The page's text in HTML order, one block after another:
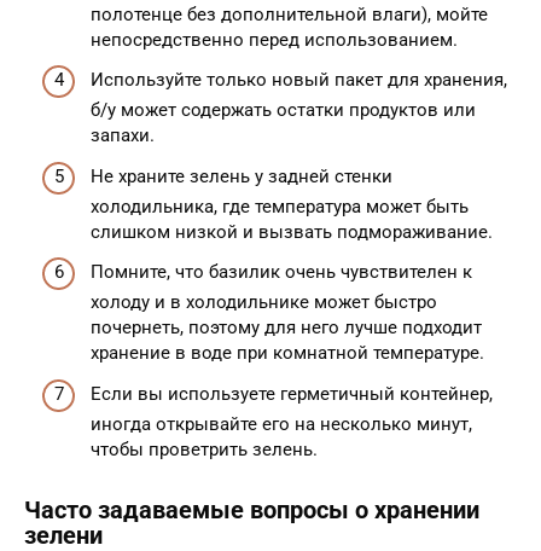
полотенце без дополнительной влаги), мойте
непосредственно перед использованием.
Используйте только новый пакет для хранения,
б/у может содержать остатки продуктов или
запахи.
Не храните зелень у задней стенки
холодильника, где температура может быть
слишком низкой и вызвать подмораживание.
Помните, что базилик очень чувствителен к
холоду и в холодильнике может быстро
почернеть, поэтому для него лучше подходит
хранение в воде при комнатной температуре.
Если вы используете герметичный контейнер,
иногда открывайте его на несколько минут,
чтобы проветрить зелень.
Часто задаваемые вопросы о хранении
зелени